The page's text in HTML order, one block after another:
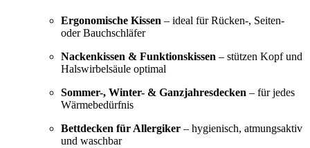
Ergonomische Kissen – ideal für Rücken-, Seiten-
oder Bauchschläfer
Nackenkissen & Funktionskissen – stützen Kopf und
Halswirbelsäule optimal
Sommer-, Winter- & Ganzjahresdecken – für jedes
Wärmebedürfnis
Bettdecken für Allergiker – hygienisch, atmungsaktiv
und waschbar